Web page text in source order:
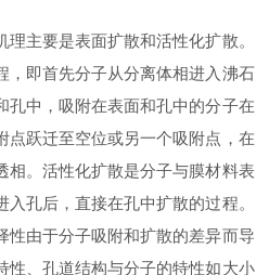
主要是表面扩散和活性化扩散。
，即首先分子从分离体相进入沸石
孔中，吸附在表面和孔中的分子在
点跃迁至空位或另一个吸附点，在
相。活性化扩散是分子与膜材料表
孔后，直接在孔中扩散的过程。
性由于分子吸附和扩散的差异而导
性、孔道结构与分子的特性如大小